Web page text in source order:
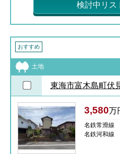
検討中リス
おすすめ
土地
東海市富木島町伏
3,580万
名鉄常滑線
名鉄河和線